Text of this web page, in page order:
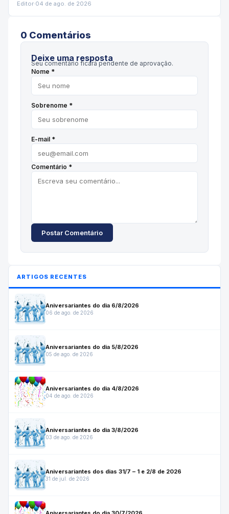
Editor·04 de ago. de 2026
0 Comentários
Deixe uma resposta
Seu comentário ficará pendente de aprovação.
Nome *
Sobrenome *
E-mail *
Comentário *
Postar Comentário
ARTIGOS RECENTES
Aniversariantes do dia 6/8/2026
06 de ago. de 2026
Aniversariantes do dia 5/8/2026
05 de ago. de 2026
Aniversariantes do dia 4/8/2026
04 de ago. de 2026
Aniversariantes do dia 3/8/2026
03 de ago. de 2026
Aniversariantes dos dias 31/7 – 1 e 2/8 de 2026
31 de jul. de 2026